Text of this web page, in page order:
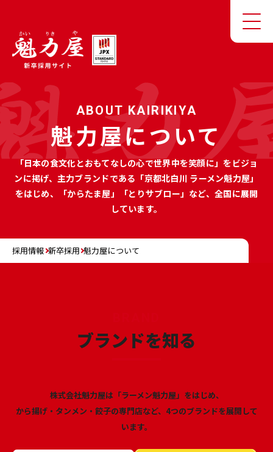
ABOUT KAIRIKIYA
魁力屋について
「日本の食文化とおもてなしの心で世界中を笑顔に」をビジョ
ンに掲げ、 主力ブランドである「京都北白川 ラーメン魁力屋」
をはじめ、
「からたま屋」「とりサブロー」など、全国に展開
しています。
採用情報 新卒採用 魁力屋について
ブランドを知る
株式会社魁力屋は「ラーメン魁力屋」をはじめ、
から揚げ・タンメン・餃子の専門店など、4つのブランドを展開して
います。